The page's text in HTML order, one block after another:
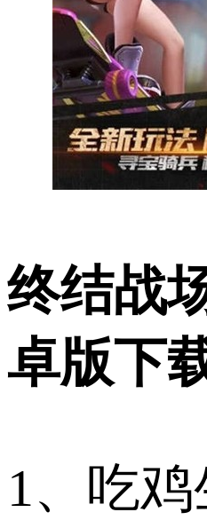
终结战
卓版下
1、吃